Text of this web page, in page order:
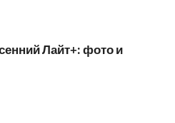
Лайт+: фото и